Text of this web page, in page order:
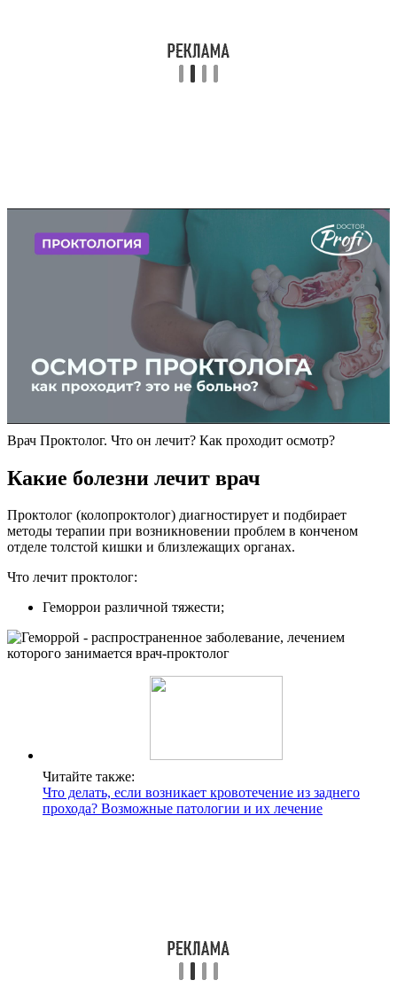
Врач Проктолог. Что он лечит? Как проходит осмотр?
Какие болезни лечит врач
Проктолог (колопроктолог) диагностирует и подбирает
методы терапии при возникновении проблем в конченом
отделе толстой кишки и близлежащих органах.
Что лечит проктолог:
Геморрои различной тяжести;
Читайте также:
Что делать, если возникает кровотечение из заднего
прохода? Возможные патологии и их лечение